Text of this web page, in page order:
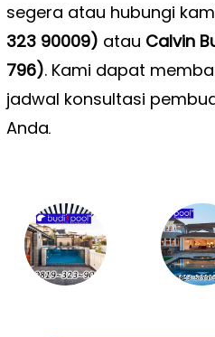
segera atau hubungi
323 90009) atau Calvin
796). Kami dapat
jadwal konsultasi
Anda.